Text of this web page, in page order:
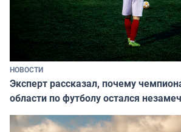
НОВОСТИ
Эксперт рассказал, почему
области по футболу остался